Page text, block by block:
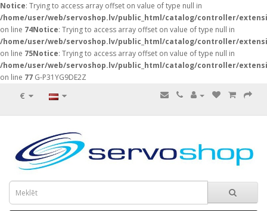
Notice: Trying to access array offset on value of type null in
/home/user/web/servoshop.lv/public_html/catalog/controller/
on line 74Notice: Trying to access array offset on value of type null in
/home/user/web/servoshop.lv/public_html/catalog/controller/
on line 75Notice: Trying to access array offset on value of type null in
/home/user/web/servoshop.lv/public_html/catalog/controller/
on line 77 G-P31YG9DE2Z
€